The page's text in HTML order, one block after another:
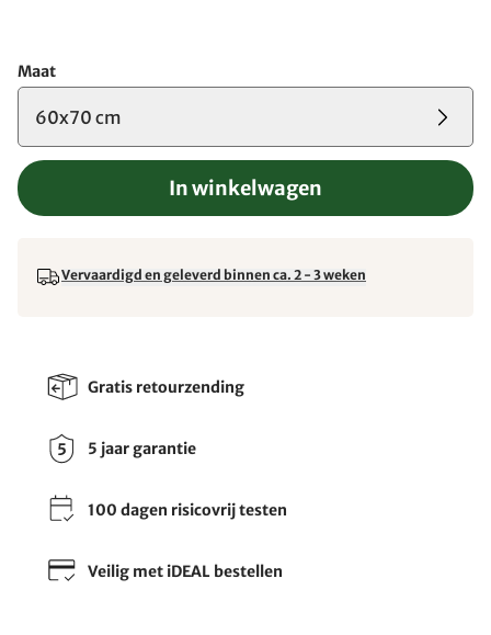
Maat
60x70 cm
In winkelwagen
Vervaardigd en geleverd binnen ca. 2 - 3 weken
Gratis retourzending
5 jaar garantie
100 dagen risicovrij testen
Veilig met iDEAL bestellen